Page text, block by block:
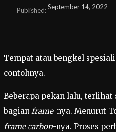
Published:September 14, 2022
Tempat atau bengkel
contohnya.
Beberapa pekan lalu, terlihat
bagian frame-nya. Menurut
frame carbon-nya. Proses